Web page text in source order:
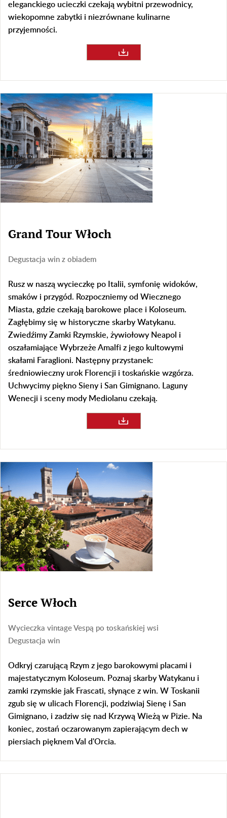
eleganckiego ucieczki czekają wybitni przewodnicy,
wiekopomne zabytki i niezrównane kulinarne
przyjemności.
Grand Tour Włoch
Degustacja win z obiadem
Rusz w naszą wycieczkę po Italii, symfonię widoków,
smaków i przygód. Rozpoczniemy od Wiecznego
Miasta, gdzie czekają barokowe place i Koloseum.
Zagłębimy się w historyczne skarby Watykanu.
Zwiedźimy Zamki Rzymskie, żywiołowy Neapol i
oszałamiające Wybrzeże Amalfi z jego kultowymi
skałami Faraglioni. Następny przystanek:
średniowieczny urok Florencji i toskańskie wzgórza.
Uchwycimy piękno Sieny i San Gimignano. Laguny
Wenecji i sceny mody Mediolanu czekają.
Serce Włoch
Wycieczka vintage Vespą po toskańskiej wsi
Degustacja win
Odkryj czarującą Rzym z jego barokowymi placami i
majestatycznym Koloseum. Poznaj skarby Watykanu i
zamki rzymskie jak Frascati, słynące z win. W Toskanii
zgub się w ulicach Florencji, podziwiaj Sienę i San
Gimignano, i zadziw się nad Krzywą Wieżą w Pizie. Na
koniec, zostań oczarowanym zapierającym dech w
piersiach pięknem Val d'Orcia.